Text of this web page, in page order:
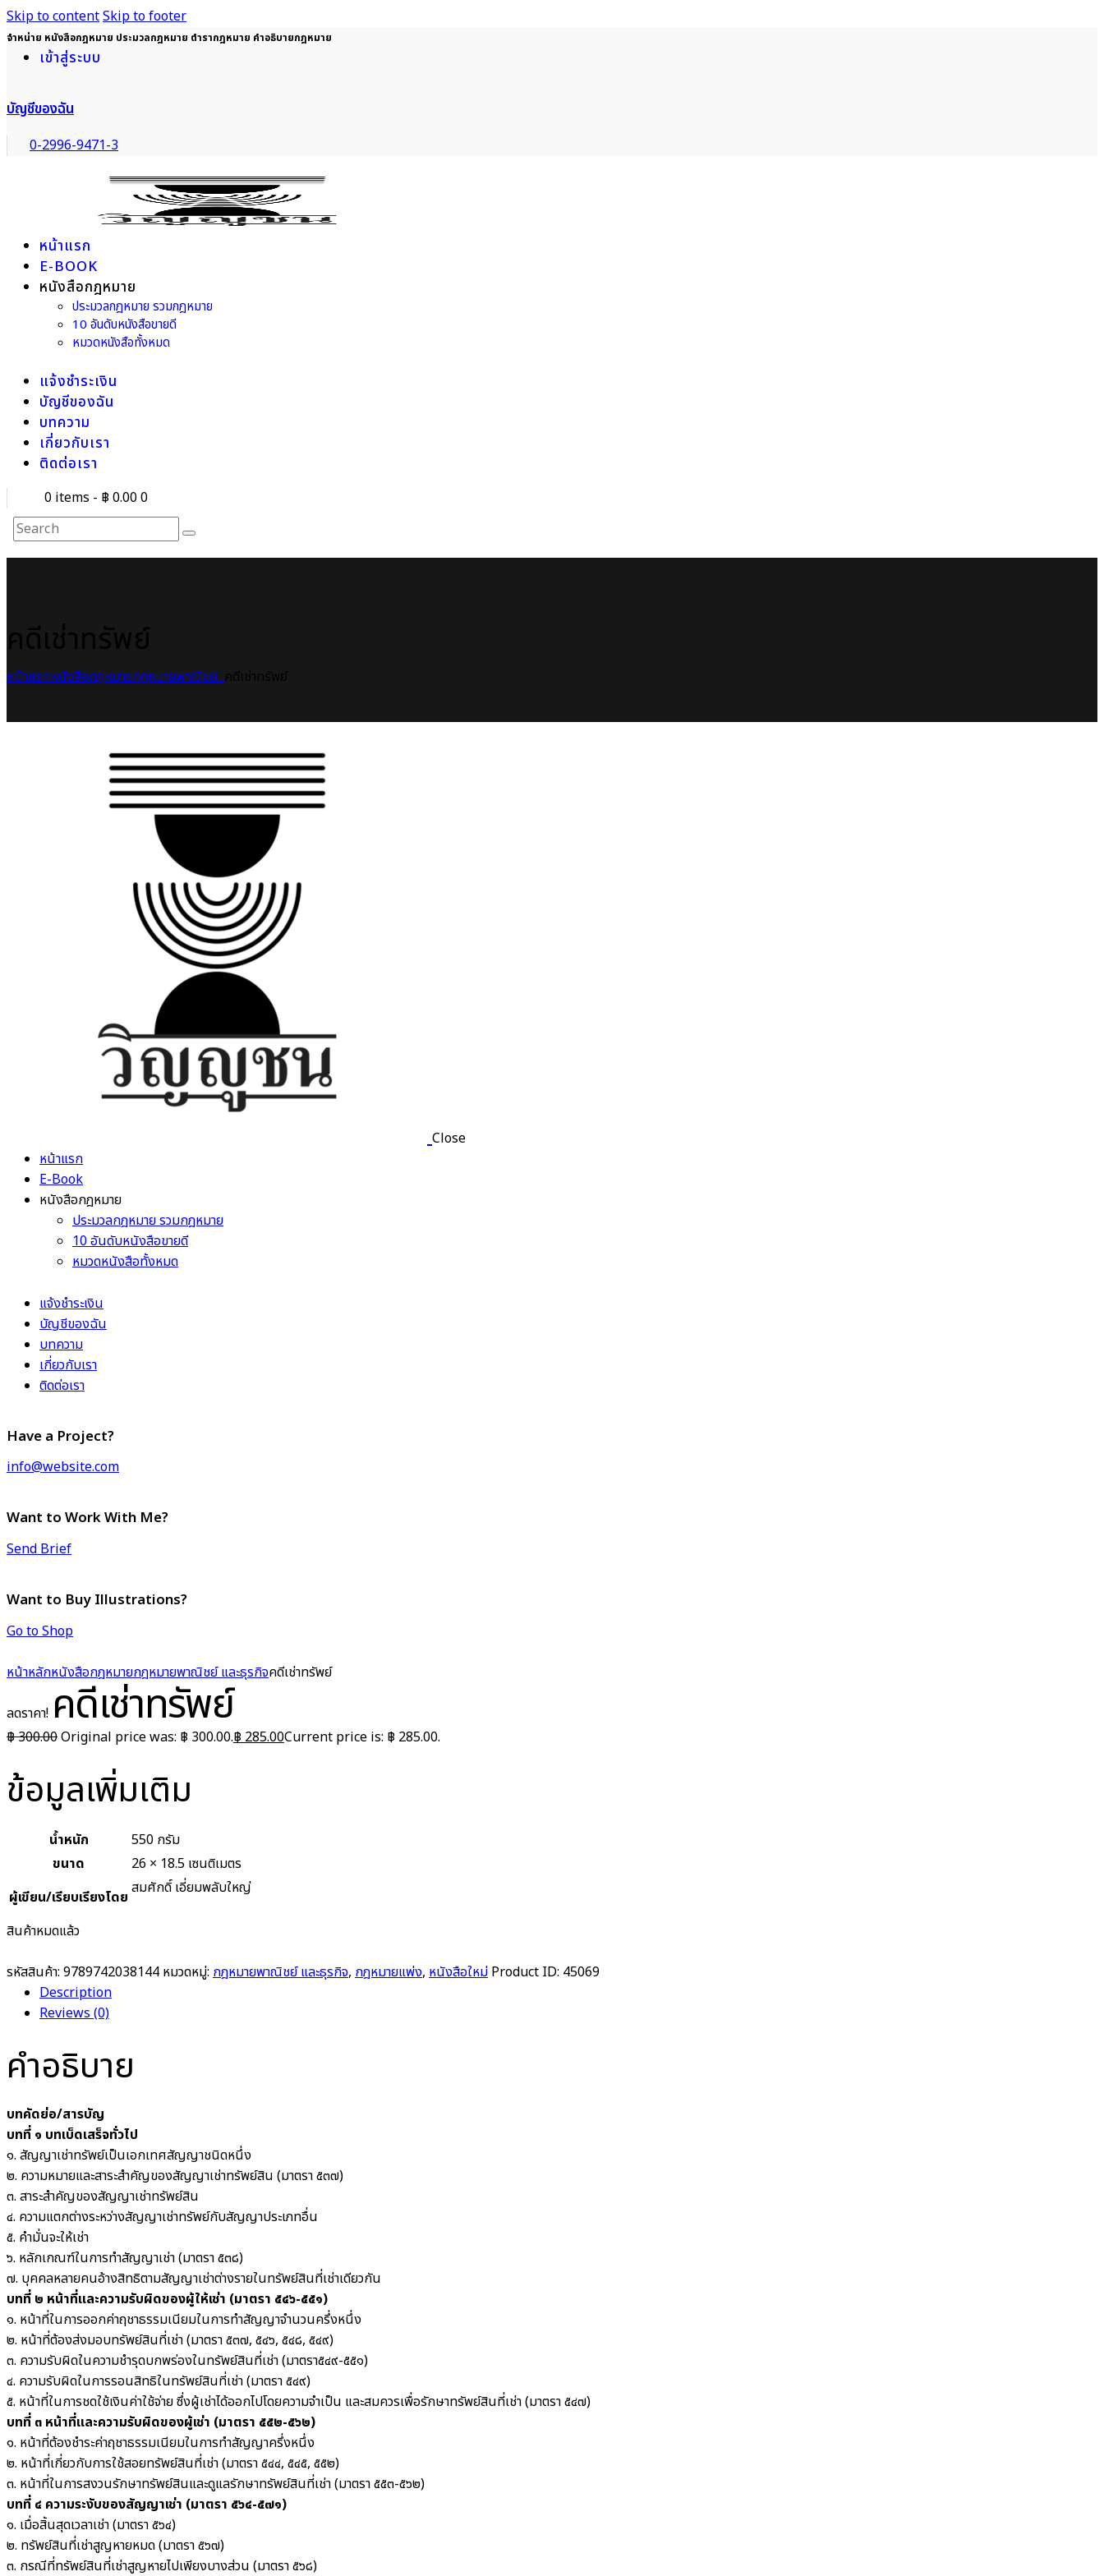
Skip to contentSkip to footer
จำหน่าย หนังสือกฎหมาย ประมวลกฎหมาย ตำรากฎหมาย คำอธิบายกฎหมาย
เข้าสู่ระบบ
บัญชีของฉัน
0-2996-9471-3
หน้าแรก
E-BOOK
หนังสือกฎหมาย
ประมวลกฎหมาย รวมกฎหมาย
10 อันดับหนังสือขายดี
หมวดหนังสือทั้งหมด
แจ้งชำระเงิน
บัญชีของฉัน
บทความ
เกี่ยวกับเรา
ติดต่อเรา
0 items - ฿ 0.000
หน้าแรกหนังสือกฎหมายกฎหมายพาณิชย์...
Close
หน้าแรก
E-Book
หนังสือกฎหมาย
ประมวลกฎหมาย รวมกฎหมาย
10 อันดับหนังสือขายดี
หมวดหนังสือทั้งหมด
แจ้งชำระเงิน
บัญชีของฉัน
บทความ
เกี่ยวกับเรา
ติดต่อเรา
Have a Project?
info@website.com
Want to Work With Me?
Send Brief
Want to Buy Illustrations?
Go to Shop
หน้าหลักหนังสือกฎหมายกฎหมายพาณิชย์ และธุรกิจคดีเช่าทรัพย์
ลดราคา! คดีเช่าทรัพย์
฿300.00Original price was: ฿ 300.00.฿ 285.00Current price is: ฿ 285.00.
ข้อมูลเพิ่มเติม
น้ำหนัก
550 กรัม
ขนาด
26 × 18.5 เซนติเมตร
ผู้เขียน/เรียบเรียงโดย สมศักดิ์ เอี่ยมพลับใหญ่
สินค้าหมดแล้ว
รหัสสินค้า: 9789742038144 หมวดหมู่: กฎหมายพาณิชย์ และธุรกิจ, กฎหมายแพ่ง, หนังสือใหม่ Product ID: 45069
Description
Reviews (0)
คำอธิบาย
บทคัดย่อ/สารบัญ
บทที่ ๑ บทเบ็ดเสร็จทั่วไป
๑. สัญญาเช่าทรัพย์เป็นเอกเทศสัญญาชนิดหนึ่ง
๒. ความหมายและสาระสำคัญของสัญญาเช่าทรัพย์สิน (มาตรา ๕๓๗)
๓. สาระสำคัญของสัญญาเช่าทรัพย์สิน
๔. ความแตกต่างระหว่างสัญญาเช่าทรัพย์กับสัญญาประเภทอื่น
๕. คำมั่นจะให้เช่า
๖. หลักเกณฑ์ในการทำสัญญาเช่า (มาตรา ๕๓๘)
๗. บุคคลหลายคนอ้างสิทธิตามสัญญาเช่าต่างรายในทรัพย์สินที่เช่าเดียวกัน
บทที่ ๒ หน้าที่และความรับผิดของผู้ให้เช่า (มาตรา ๕๔๖-๕๕๑)
๑. หน้าที่ในการออกค่าฤชาธรรมเนียมในการทำสัญญาจำนวนครึ่งหนึ่ง
๒. หน้าที่ต้องส่งมอบทรัพย์สินที่เช่า (มาตรา ๕๓๗, ๕๔๖, ๕๔๘, ๕๔๙)
๓. ความรับผิดในความชำรุดบกพร่องในทรัพย์สินที่เช่า (มาตรา๕๔๙-๕๕๑)
๔. ความรับผิดในการรอนสิทธิในทรัพย์สินที่เช่า (มาตรา ๕๔๙)
๕. หน้าที่ในการชดใช้เงินค่าใช้จ่าย ซึ่งผู้เช่าได้ออกไปโดยความจำเป็น และสมควรเพื่อรักษาทรัพย์สินที่เช่า (มาตรา ๕๔๗)
บทที่ ๓ หน้าที่และความรับผิดของผู้เช่า (มาตรา ๕๕๒-๕๖๒)
๑. หน้าที่ต้องชำระค่าฤชาธรรมเนียมในการทำสัญญาครึ่งหนึ่ง
๒. หน้าที่เกี่ยวกับการใช้สอยทรัพย์สินที่เช่า (มาตรา ๕๔๔, ๕๔๕, ๕๕๒)
๓. หน้าที่ในการสงวนรักษาทรัพย์สินและดูแลรักษาทรัพย์สินที่เช่า (มาตรา ๕๕๓-๕๖๒)
บทที่ ๔ ความระงับของสัญญาเช่า (มาตรา ๕๖๔-๕๗๑)
๑. เมื่อสิ้นสุดเวลาเช่า (มาตรา ๕๖๔)
๒. ทรัพย์สินที่เช่าสูญหายหมด (มาตรา ๕๖๗)
๓. กรณีที่ทรัพย์สินที่เช่าสูญหายไปเพียงบางส่วน (มาตรา ๕๖๘)